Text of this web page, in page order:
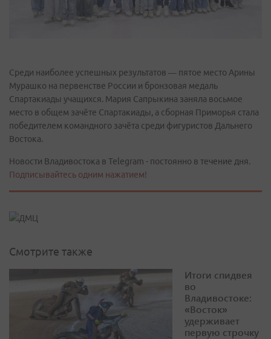
Среди наиболее успешных результатов — пятое место Арины
Мурашко на первенстве России и бронзовая медаль
Спартакиады учащихся. Мария Сапрыкина заняла восьмое
место в общем зачёте Спартакиады, а сборная Приморья стала
победителем командного зачёта среди фигуристов Дальнего
Востока.
Новости Владивостока в Telegram - постоянно в течение дня.
Подписывайтесь одним нажатием!
Смотрите также
Итоги спидвея
во
Владивостоке:
«Восток»
удерживает
первую строчку